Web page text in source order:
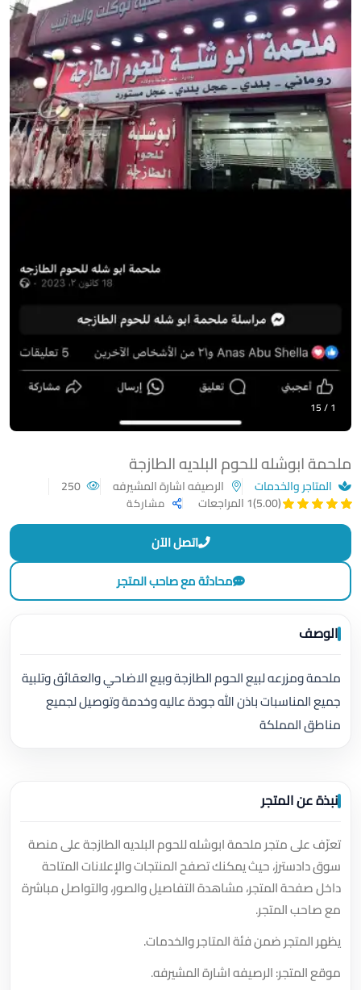
ملحمة ابوشله للحوم البلديه الطازجة
المتاجر والخدمات الرصيفه اشارة المشيرفه
(5.00)
1 المراجعات مشاركة
1 / 15
اتصل الآن
محادثة مع صاحب المتجر
الوصف
ملحمة ومزرعه لبيع الحوم الطازجة وبيع الاضاحي والعقائق وتلبية
جميع المناسبات باذن الله جودة عاليه وخدمة وتوصيل لجميع
مناطق المملكة
نبذة عن المتجر
تعرّف على متجر ملحمة ابوشله للحوم البلديه الطازجة على منصة
سوق دادسترز، حيث يمكنك تصفح المنتجات والإعلانات المتاحة
داخل صفحة المتجر، مشاهدة التفاصيل والصور، والتواصل مباشرة
مع صاحب المتجر.
يظهر المتجر ضمن فئة المتاجر والخدمات.
موقع المتجر: الرصيفه اشارة المشيرفه.